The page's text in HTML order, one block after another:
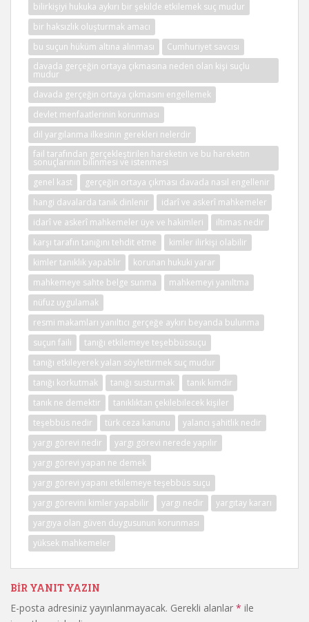
bilirkişiyi hukuka aykırı bir şekilde etkilemek suç mudur
bir haksızlık oluşturmak amacı
bu suçun hüküm altına alınması
Cumhuriyet savcısı
davada gerçeğin ortaya çıkmasına neden olan kişi suçlu
mudur
davada gerçeğin ortaya çıkmasını engellemek
devlet menfaatlerinin korunması
dil yargılanma ilkesinin gerekleri nelerdir
fail tarafından gerçekleştirilen hareketin ve bu hareketin
sonuçlarının bilinmesi ve istenmesi
genel kast
gerçeğin ortaya çıkması davada nasıl engellenir
hangi davalarda tanık dinlenir
idarî ve askerî mahkemeler
idarî ve askerî mahkemeler üye ve hakimleri
iltimas nedir
karşı tarafın tanığını tehdit etme
kimler ilirkişi olabilir
kimler tanıklık yapablir
korunan hukuki yarar
mahkemeye sahte belge sunma
mahkemeyi yanıltma
nüfuz uygulamak
resmi makamları yanıltıcı gerçeğe aykırı beyanda bulunma
suçun faili
tanığı etkilemeye teşebbüssuçu
tanığı etkileyerek yalan söylettirmek suç mudur
tanığı korkutmak
tanığı susturmak
tanık kimdir
tanık ne demektir
tanıklıktan çekilebilecek kişiler
teşebbüs nedir
türk ceza kanunu
yalancı şahitlik nedir
yargı görevi nedir
yargı görevi nerede yapılır
yargı görevi yapan ne demek
yargı görevi yapanı etkilemeye teşebbüs suçu
yargı görevini kimler yapabilir
yargı nedir
yargıtay kararı
yargıya olan güven duygusunun korunması
yüksek mahkemeler
BIR YANIT YAZIN
E-posta adresiniz yayınlanmayacak. Gerekli alanlar * ile